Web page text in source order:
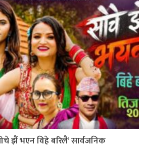
झैं भएन विहे बरिलै’ सार्वजनिक